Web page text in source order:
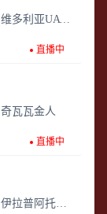
维多利亚UAT走鹃
直播中
奇瓦瓦金人
直播中